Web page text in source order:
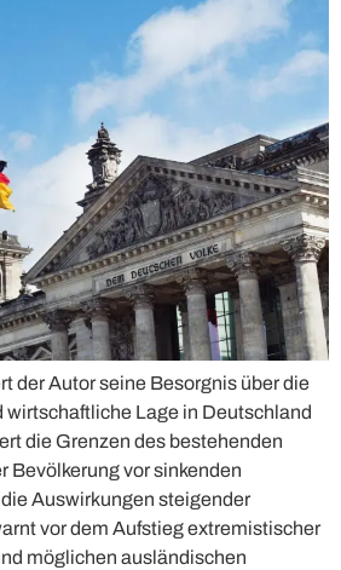
der Autor seine Besorgnis über die
Lage in Deutschland
die Grenzen des bestehenden
Bevölkerung vor sinkenden
Auswirkungen steigender
vor dem Aufstieg extremistischer
möglichen ausländischen